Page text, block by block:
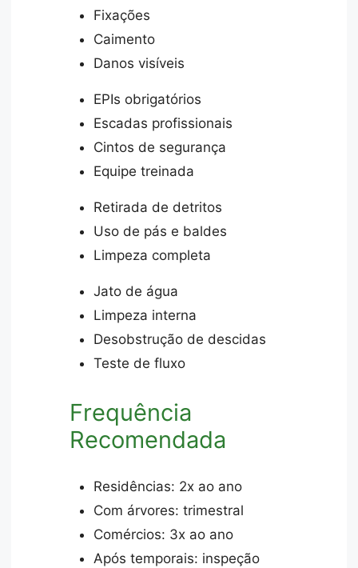
Fixações
Caimento
Danos visíveis
EPIs obrigatórios
Escadas profissionais
Cintos de segurança
Equipe treinada
Retirada de detritos
Uso de pás e baldes
Limpeza completa
Jato de água
Limpeza interna
Desobstrução de descidas
Teste de fluxo
Frequência
Recomendada
Residências: 2x ao ano
Com árvores: trimestral
Comércios: 3x ao ano
Após temporais: inspeção